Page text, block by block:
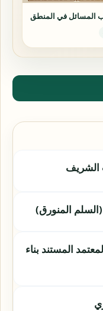
المسائل في المنطق
الشريف
المنورق)
المستند بناء